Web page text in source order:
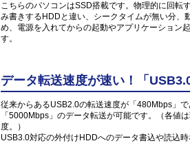
こちらのパソコンはSSD搭載です。物理的に回転
み書きするHDDと違い、シークタイムが無い分、
め、電源を入れてからの起動やアプリケーション
す。
データ転送速度が速い！「
従来からあるUSB2.0の転送速度が「480Mbps」
「5000Mbps」のデータ転送が可能です。（各値
度。）
USB3.0対応の外付けHDDへのデータ書込や読込